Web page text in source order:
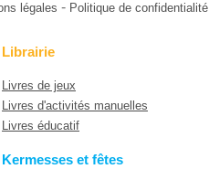
légales - Politique de confidentialité
Librairie
Livres de jeux
Livres d'activités manuelles
Livres éducatif
Kermesses et fêtes